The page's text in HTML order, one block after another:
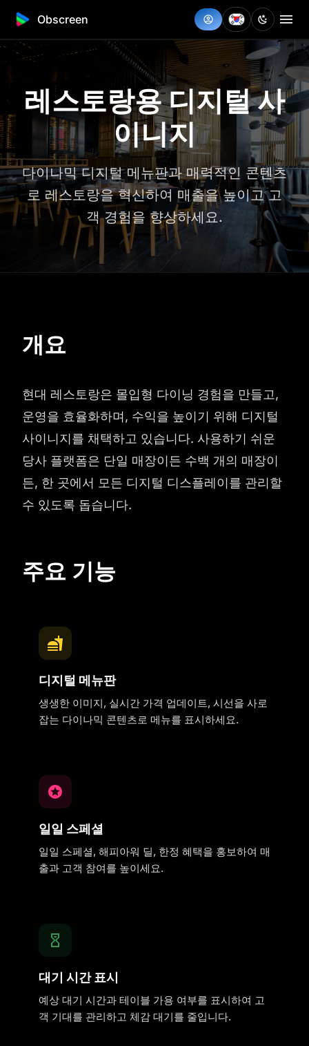
Obscreen
레스토랑용 디지털 사
이니지
다이나믹 디지털 메뉴판과 매력적인 콘텐츠
로 레스토랑을 혁신하여 매출을 높이고 고
객 경험을 향상하세요.
개요
현대 레스토랑은 몰입형 다이닝 경험을 만들고,
운영을 효율화하며, 수익을 높이기 위해 디지털
사이니지를 채택하고 있습니다. 사용하기 쉬운
당사 플랫폼은 단일 매장이든 수백 개의 매장이
든, 한 곳에서 모든 디지털 디스플레이를 관리할
수 있도록 돕습니다.
주요 기능
디지털 메뉴판
생생한 이미지, 실시간 가격 업데이트, 시선을 사로
잡는 다이나믹 콘텐츠로 메뉴를 표시하세요.
일일 스페셜
일일 스페셜, 해피아워 딜, 한정 혜택을 홍보하여 매
출과 고객 참여를 높이세요.
대기 시간 표시
예상 대기 시간과 테이블 가용 여부를 표시하여 고
객 기대를 관리하고 체감 대기를 줄입니다.